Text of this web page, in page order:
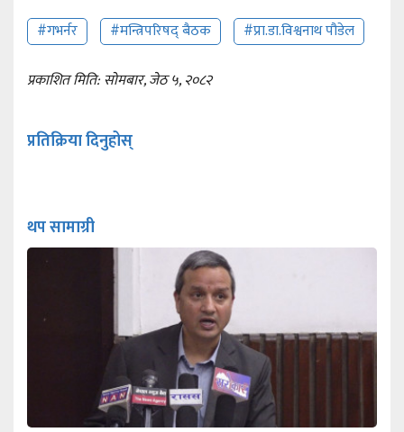
#गभर्नर #मन्त्रिपरिषद् बैठक #प्रा.डा.विश्वनाथ पौडेल
प्रकाशित मिति: सोमबार, जेठ ५, २०८२
प्रतिक्रिया दिनुहोस्
थप सामाग्री